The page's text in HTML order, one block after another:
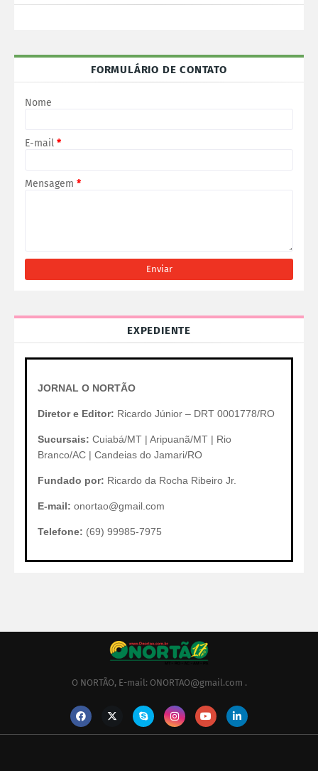
FORMULÁRIO DE CONTATO
Nome
E-mail *
Mensagem *
EXPEDIENTE
JORNAL O NORTÃO
Diretor e Editor: Ricardo Júnior – DRT 0001778/RO
Sucursais: Cuiabá/MT | Aripuanã/MT | Rio
Branco/AC | Candeias do Jamari/RO
Fundado por: Ricardo da Rocha Ribeiro Jr.
E-mail: onortao@gmail.com
Telefone: (69) 99985-7975
O NORTÃO, E-mail: ONORTAO@gmail.com .